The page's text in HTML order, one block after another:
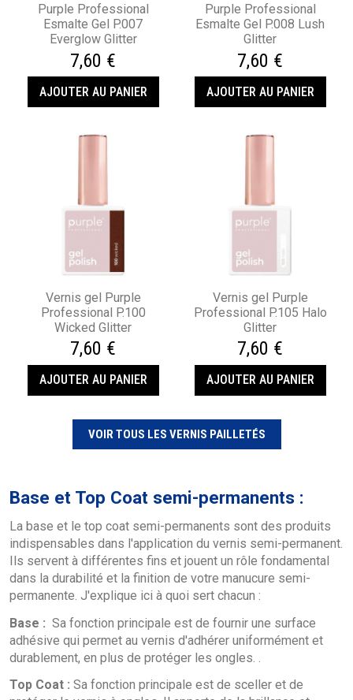
Purple Professional
Esmalte Gel P.007
Everglow Glitter
7,60 €
AJOUTER AU PANIER
Purple Professional
Esmalte Gel P.008 Lush
Glitter
7,60 €
AJOUTER AU PANIER
Vernis gel Purple
Professional P.100
Wicked Glitter
7,60 €
AJOUTER AU PANIER
Vernis gel Purple
Professional P.105 Halo
Glitter
7,60 €
AJOUTER AU PANIER
VOIR TOUS LES VERNIS PAILLETÉS
Base et Top Coat semi-permanents :
La base et le top coat semi-permanents sont des produits
indispensables dans l'application du vernis semi-permanent.
Ils servent à différentes fins et jouent un rôle fondamental
dans la durabilité et la finition de votre manucure semi-
permanente. J'explique ici à quoi sert chacun :
Base : Sa fonction principale est de fournir une surface
adhésive qui permet au vernis d'adhérer uniformément et
durablement, en plus de protéger les ongles. .
Top Coat : Sa fonction principale est de sceller et de